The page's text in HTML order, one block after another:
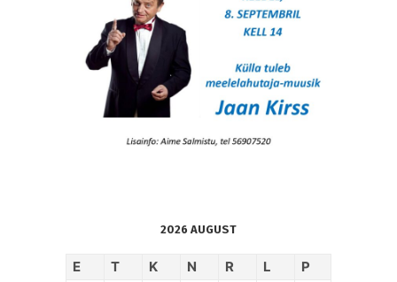
2026 AUGUST
E T K N R L P